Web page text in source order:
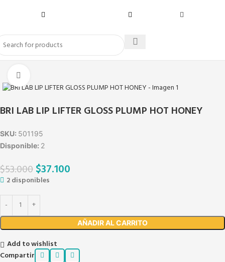
BRI LAB LIP LIFTER GLOSS PLUMP HOT HONEY
SKU: 501195
Disponible: 2
$53.000$37.100
2 disponibles
AÑADIR AL CARRITO
Add to wishlist
Compartir